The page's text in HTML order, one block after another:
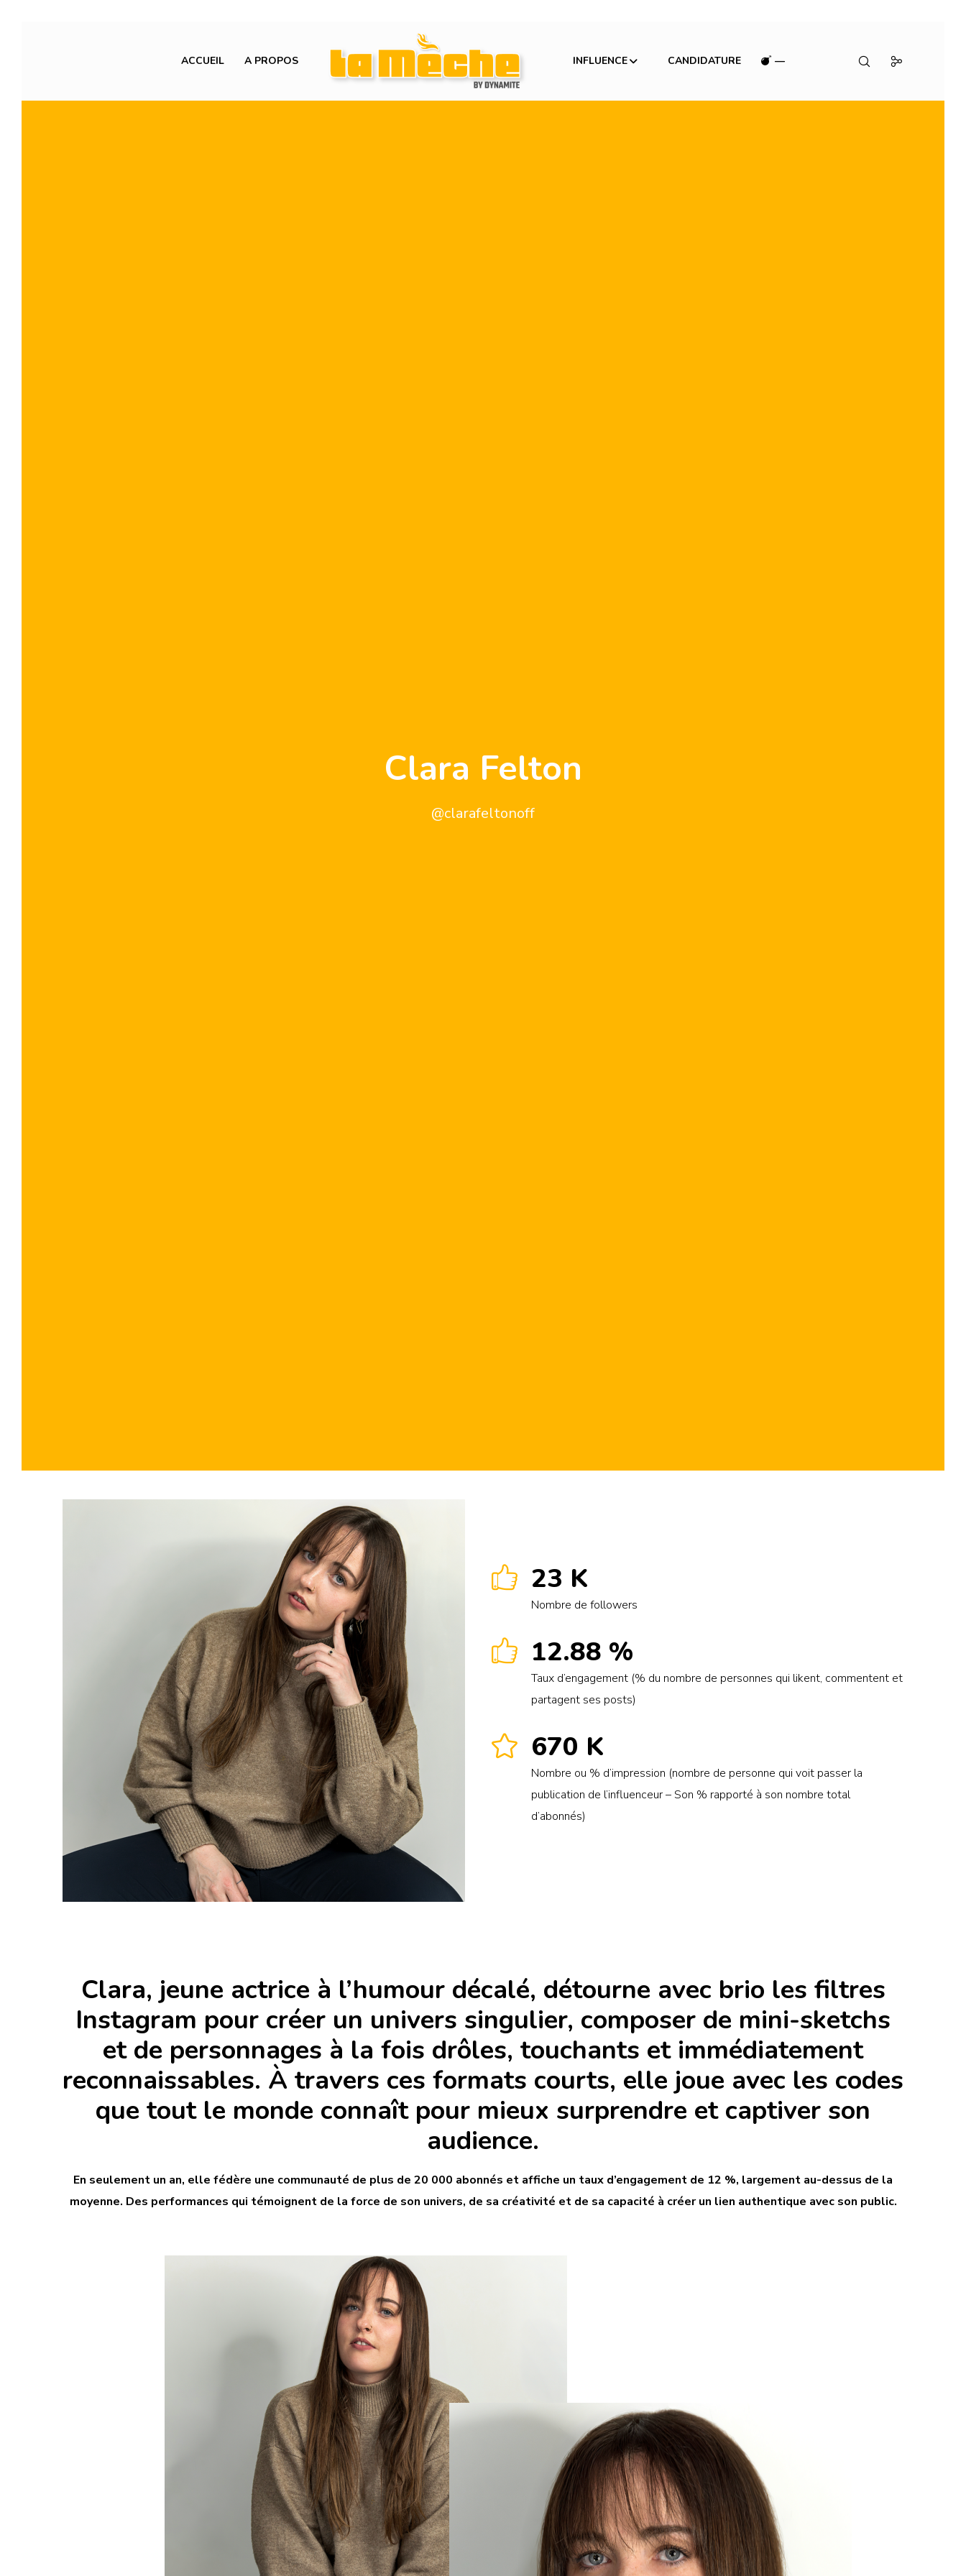
ACCUEIL A PROPOS INFLUENCE CANDIDATURE —
Clara Felton
@clarafeltonoff
23 K
Nombre de followers
12.88 %
Taux d’engagement (% du nombre de personnes qui likent, commentent et
partagent ses posts)
670 K
Nombre ou % d’impression (nombre de personne qui voit passer la
publication de l’influenceur – Son % rapporté à son nombre total
d’abonnés)
Clara, jeune actrice à l’humour décalé, détourne avec brio les filtres
Instagram pour créer un univers singulier, composer de mini-sketchs
et de personnages à la fois drôles, touchants et immédiatement
reconnaissables. À travers ces formats courts, elle joue avec les codes
que tout le monde connaît pour mieux surprendre et captiver son
audience.
En seulement un an, elle fédère une communauté de plus de 20 000 abonnés et affiche un taux d’engagement de 12 %, largement au-dessus de la
moyenne. Des performances qui témoignent de la force de son univers, de sa créativité et de sa capacité à créer un lien authentique avec son public.